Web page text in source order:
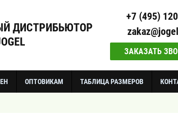
ДИСТРИБЬЮТОР
+7 (495)
ЗАКАЗАТЬ
ОПТОВИКАМ ТАБЛИЦА РАЗМЕРОВ